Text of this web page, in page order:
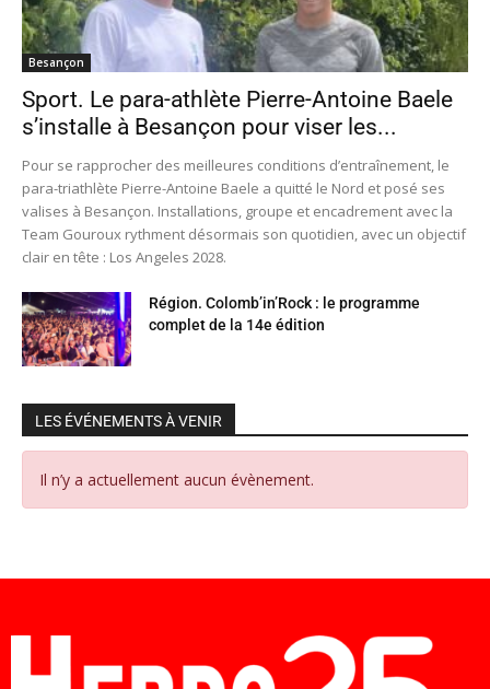
Besançon
Sport. Le para-athlète Pierre-Antoine Baele
s’installe à Besançon pour viser les...
Pour se rapprocher des meilleures conditions d’entraînement, le
para-triathlète Pierre-Antoine Baele a quitté le Nord et posé ses
valises à Besançon. Installations, groupe et encadrement avec la
Team Gouroux rythment désormais son quotidien, avec un objectif
clair en tête : Los Angeles 2028.
Région. Colomb’in’Rock : le programme
complet de la 14e édition
LES ÉVÉNEMENTS À VENIR
Il n’y a actuellement aucun évènement.